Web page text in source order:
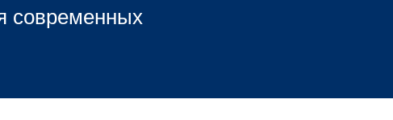
современных